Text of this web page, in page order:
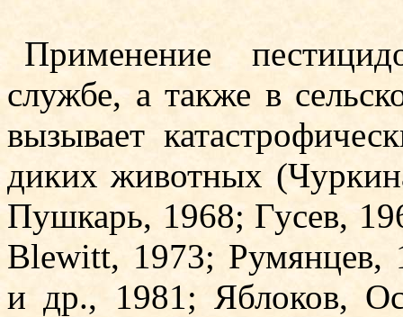
Применение
службе, а также в
вызывает
диких животных
Пушкарь, 1968; Гусев,
Blewitt, 1973; Румянцев,
и др., 1981; Яблоков,